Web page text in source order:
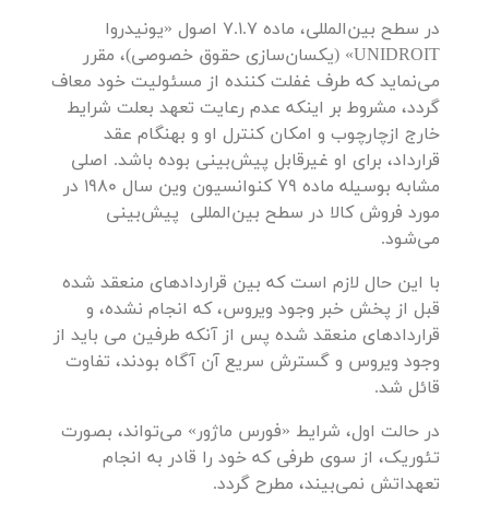
در سطح بین‌المللی، ماده 7.1.7 اصول «یونیدروا
UNIDROIT» (یکسان‌سازی حقوق خصوصی)، مقرر
می‌نماید که طرف غفلت کننده از مسئولیت خود معاف
گردد، مشروط بر اینکه عدم رعایت تعهد بعلت شرایط
خارج ازچارچوب و امکان کنترل او و بهنگام عقد
قرارداد، برای او غیرقابل پیش‌بینی بوده باشد. اصلی
مشابه بوسیله ماده 79 کنوانسیون وین سال 1980 در
مورد فروش کالا در سطح بین‌المللی پیش‌بینی
می‌شود.
با این حال لازم است که بین قراردادهای منعقد شده
قبل از پخش خبر وجود ویروس، که انجام نشده، و
قراردادهای منعقد شده پس از آنکه طرفین می باید از
وجود ویروس و گسترش سریع آن آگاه بودند، تفاوت
قائل شد.
در حالت اول، شرایط «فورس ماژور» می‌تواند، بصورت
تئوریک، از سوی طرفی که خود را قادر به انجام
تعهداتش نمی‌بیند، مطرح گردد.